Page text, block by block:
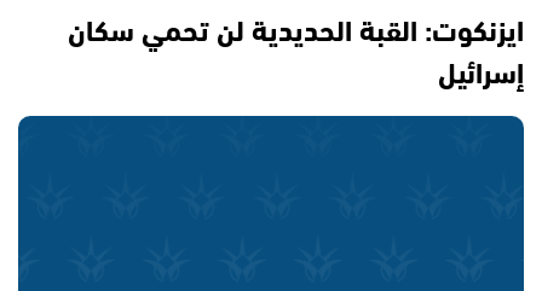
ايزنكوت: القبة الحديدية لن تحمي سكان
إسرائيل